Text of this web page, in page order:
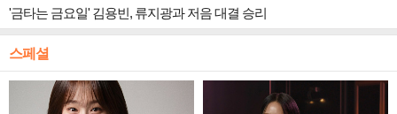
'금타는 금요일' 김용빈, 류지광과 저음 대결 승리
스페셜